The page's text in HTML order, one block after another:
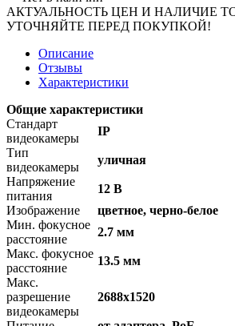
АКТУАЛЬНОСТЬ ЦЕН И НАЛИЧИЕ
УТОЧНЯЙТЕ ПЕРЕД ПОКУПКОЙ!
Описание
Отзывы
Характеристики
Общие характеристики
Стандарт
видеокамеры
IP
Тип
видеокамеры
уличная
Напряжение
питания
12 В
Изображение
цветное, черно-белое
Мин. фокусное
расстояние
2.7 мм
Макс. фокусное
расстояние
13.5 мм
Макс.
разрешение
видеокамеры
2688x1520